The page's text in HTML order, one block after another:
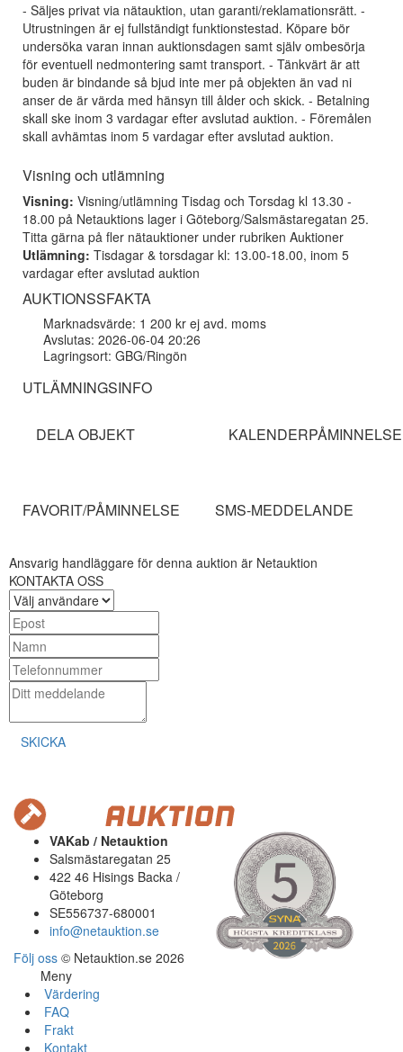
- Säljes privat via nätauktion, utan garanti/reklamationsrätt. -
Utrustningen är ej fullständigt funktionstestad. Köpare bör
undersöka varan innan auktionsdagen samt själv ombesörja
för eventuell nedmontering samt transport. - Tänkvärt är att
buden är bindande så bjud inte mer på objekten än vad ni
anser de är värda med hänsyn till ålder och skick. - Betalning
skall ske inom 3 vardagar efter avslutad auktion. - Föremålen
skall avhämtas inom 5 vardagar efter avslutad auktion.
Visning och utlämning
Visning: Visning/utlämning Tisdag och Torsdag kl 13.30 -
18.00 på Netauktions lager i Göteborg/Salsmästaregatan 25.
Titta gärna på fler nätauktioner under rubriken Auktioner
Utlämning: Tisdagar & torsdagar kl: 13.00-18.00, inom 5
vardagar efter avslutad auktion
AUKTIONSSFAKTA
Marknadsvärde: 1 200 kr ej avd. moms
Avslutas: 2026-06-04 20:26
Lagringsort: GBG/Ringön
UTLÄMNINGSINFO
DELA OBJEKT KALENDERPÅMINNELSE
FAVORIT/PÅMINNELSE SMS-MEDDELANDE
Ansvarig handläggare för denna auktion är Netauktion
KONTAKTA OSS
SKICKA
VAKab / Netauktion
Salsmästaregatan 25
422 46 Hisings Backa /
Göteborg
SE556737-680001
info@netauktion.se
Följ oss © Netauktion.se 2026
Meny
Värdering
FAQ
Frakt
Kontakt